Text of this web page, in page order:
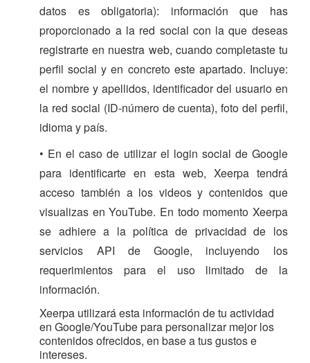
datos es obligatoria): información que has
proporcionado a la red social con la que deseas
registrarte en nuestra web, cuando completaste tu
perfil social y en concreto este apartado. Incluye:
el nombre y apellidos, identificador del usuario en
la red social (ID-número de cuenta), foto del perfil,
idioma y país.
• En el caso de utilizar el login social de Google
para identificarte en esta web, Xeerpa tendrá
acceso también a los videos y contenidos que
visualizas en YouTube. En todo momento Xeerpa
se adhiere a la política de privacidad de los
servicios API de Google, incluyendo los
requerimientos para el uso limitado de la
información.
Xeerpa utilizará esta información de tu actividad
en Google/YouTube para personalizar mejor los
contenidos ofrecidos, en base a tus gustos e
intereses.